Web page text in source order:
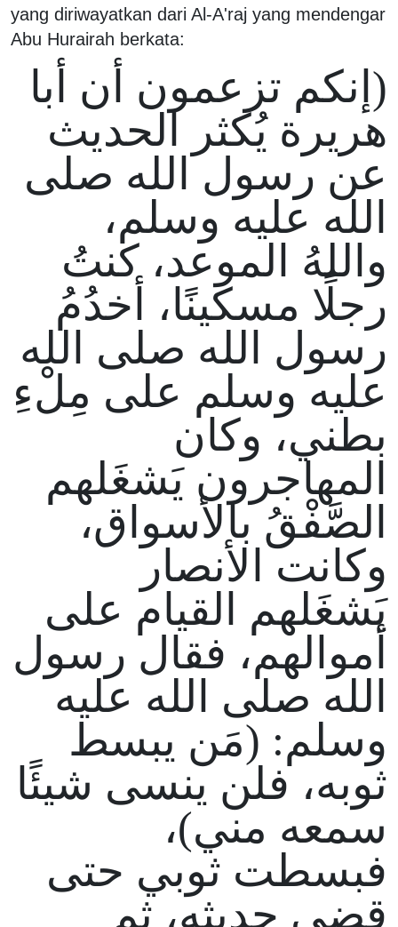
yang diriwayatkan dari Al-A'raj yang mendengar
Abu Hurairah berkata:
(إنكم تزعمون أن أبا
هريرة يُكثر الحديث
عن رسول الله صلى
الله عليه وسلم،
واللهُ الموعد، كنتُ
رجلًا مسكينًا، أخدُمُ
رسول الله صلى الله
عليه وسلم على مِلْءِ
بطني، وكان
المهاجرون يَشغَلهم
الصَّفْقُ بالأسواق،
وكانت الأنصار
يَشغَلهم القيام على
أموالهم، فقال رسول
الله صلى الله عليه
وسلم: (مَن يبسط
ثوبه، فلن ينسى شيئًا
سمعه مني)،
فبسطت ثوبي حتى
قضى حديثه، ثم